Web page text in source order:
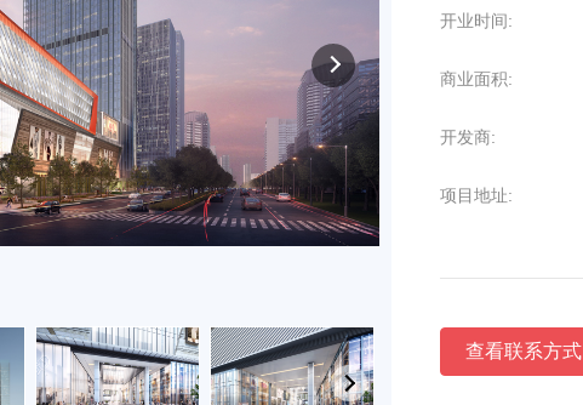
开业时间:
商业面积:
开发商:
项目地址:
查看联系方式